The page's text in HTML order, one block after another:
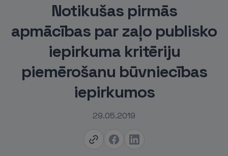
Notikušas pirmās
apmācības par zaļo publisko
iepirkuma kritēriju
piemērošanu būvniecības
iepirkumos
29.05.2019